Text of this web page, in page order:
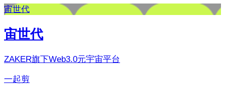
宙世代
宙世代
ZAKER旗下Web3.0元宇宙平台
一起剪